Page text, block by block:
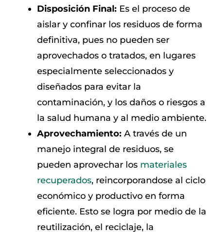
Disposición Final: Es el proceso de
aislar y confinar los residuos de forma
definitiva, pues no pueden ser
aprovechados o tratados, en lugares
especialmente seleccionados y
diseñados para evitar la
contaminación, y los daños o riesgos a
la salud humana y al medio ambiente.
Aprovechamiento:A través de un
manejo integral de residuos, se
pueden aprovechar los materiales
recuperados, reincorporandose al ciclo
económico y productivo en forma
eficiente. Esto se logra por medio de la
reutilización, el reciclaje, la